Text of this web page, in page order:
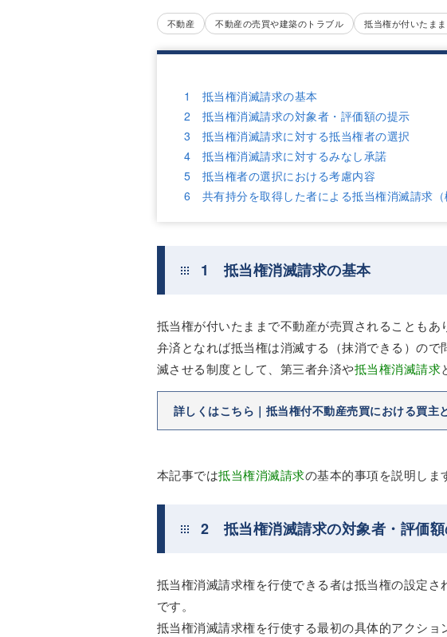
不動産 不動産の売買や建築のトラブル 抵当権が付いたま
1 抵当権消滅請求の基本
2 抵当権消滅請求の対象者・評価額の提示
3 抵当権消滅請求に対する抵当権者の選択
4 抵当権消滅請求に対するみなし承諾
5 抵当権者の選択における考慮内容
6 共有持分を取得した者による抵当権消滅請求（
1 抵当権消滅請求の基本
抵当権が付いたままで不動産が売買されることも
弁済となれば抵当権は消滅する（抹消できる）の
滅させる制度として、第三者弁済や抵当権消滅請求
詳しくはこちら｜抵当権付不動産売買における買主
本記事では抵当権消滅請求の基本的事項を説明しま
2 抵当権消滅請求の対象者・評価
抵当権消滅請求権を行使できる者は抵当権の設定
です。
抵当権消滅請求権を行使する最初の具体的アクシ